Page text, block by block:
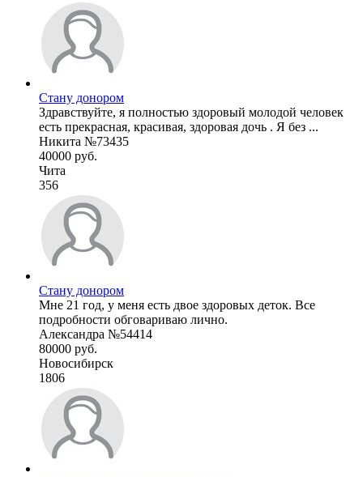
Стану донором
Здравствуйте, я полностью здоровый молодой человек
есть прекрасная, красивая, здоровая дочь . Я без ...
Никита №73435
40000 руб.
Чита
356
Стану донором
Мне 21 год, у меня есть двое здоровых деток. Все
подробности обговариваю лично.
Александра №54414
80000 руб.
Новосибирск
1806